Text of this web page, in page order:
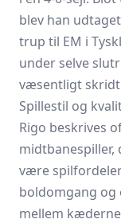
blev han
trup til EM i
under selve
væsentligt
Spillestil og
Rigo beskrives
være
boldomgang og
mellem